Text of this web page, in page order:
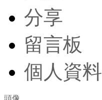
分享
留言板
個人資料
頭像